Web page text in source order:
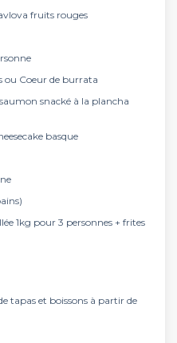
fruits rouges
ou Coeur de burrata
snacké à la plancha
basque
1kg pour 3 personnes + frites
tapas et boissons à partir de